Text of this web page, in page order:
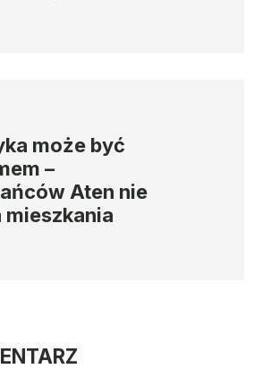
może być
–
Aten nie
mieszkania